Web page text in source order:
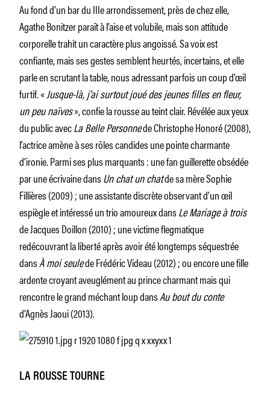
Au fond d’un bar du IIIe arrondissement, près de chez elle,
Agathe Bonitzer paraît à l’aise et volubile, mais son attitude
corporelle trahit un caractère plus angoissé. Sa voix est
confiante, mais ses gestes semblent heurtés, incertains, et elle
parle en scrutant la table, nous adressant parfois un coup d’œil
furtif. «Jusque-là, j’ai surtout joué des jeunes filles en fleur,
un peu naïves», confie la rousse au teint clair. Révélée aux yeux
du public avecLa Belle Personnede Christophe Honoré (2008),
l’actrice amène à ses rôles candides une pointe charmante
d’ironie. Parmi ses plus marquants : une fan guillerette obsédée
par une écrivaine dansUn chat un chatde sa mère Sophie
Fillières (2009) ; une assistante discrète observant d’un œil
espiègle et intéressé un trio amoureux dansLe Mariage à trois
de Jacques Doillon (2010) ; une victime flegmatique
redécouvrant la liberté après avoir été longtemps séquestrée
dansÀ moi seulede Frédéric Videau (2012) ; ou encore une fille
ardente croyant aveuglément au prince charmant mais qui
rencontre le grand méchant loup dansAu bout du conte
d’Agnès Jaoui (2013).
LA ROUSSE TOURNE